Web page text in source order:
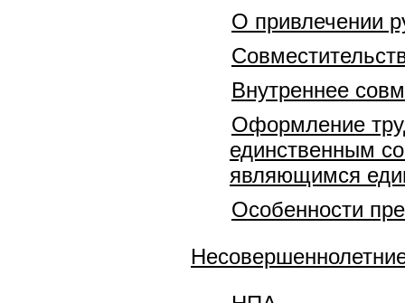
О привлечении
Внутреннее
Оформление
единственным
являющимся
Особенности